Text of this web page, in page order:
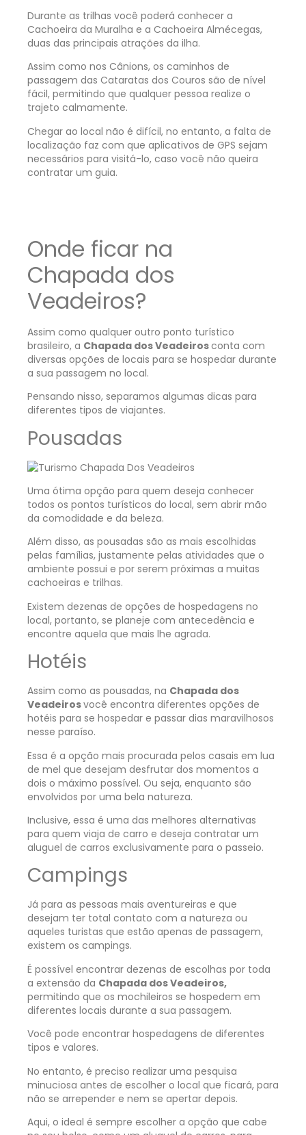
Durante as trilhas você poderá conhecer a
Cachoeira da Muralha e a Cachoeira Almécegas,
duas das principais atrações da ilha.
Assim como nos Cânions, os caminhos de
passagem das Cataratas dos Couros são de nível
fácil, permitindo que qualquer pessoa realize o
trajeto calmamente.
Chegar ao local não é difícil, no entanto, a falta de
localização faz com que aplicativos de GPS sejam
necessários para visitá-lo, caso você não queira
contratar um guia.
Onde ficar na
Chapada dos
Veadeiros?
Assim como qualquer outro ponto turístico
brasileiro, a Chapada dos Veadeirosconta com
diversas opções de locais para se hospedar durante
a sua passagem no local.
Pensando nisso, separamos algumas dicas para
diferentes tipos de viajantes.
Pousadas
Uma ótima opção para quem deseja conhecer
todos os pontos turísticos do local, sem abrir mão
da comodidade e da beleza.
Além disso, as pousadas são as mais escolhidas
pelas famílias, justamente pelas atividades que o
ambiente possui e por serem próximas a muitas
cachoeiras e trilhas.
Existem dezenas de opções de hospedagens no
local, portanto, se planeje com antecedência e
encontre aquela que mais lhe agrada.
Hotéis
Assim como as pousadas, na Chapada dos
Veadeirosvocê encontra diferentes opções de
hotéis para se hospedar e passar dias maravilhosos
nesse paraíso.
Essa é a opção mais procurada pelos casais em lua
de mel que desejam desfrutar dos momentos a
dois o máximo possível. Ou seja, enquanto são
envolvidos por uma bela natureza.
Inclusive, essa é uma das melhores alternativas
para quem viaja de carro e deseja contratar um
aluguel de carros exclusivamente para o passeio.
Campings
Já para as pessoas mais aventureiras e que
desejam ter total contato com a natureza ou
aqueles turistas que estão apenas de passagem,
existem os campings.
É possível encontrar dezenas de escolhas por toda
a extensão da Chapada dos Veadeiros,
permitindo que os mochileiros se hospedem em
diferentes locais durante a sua passagem.
Você pode encontrar hospedagens de diferentes
tipos e valores.
No entanto, é preciso realizar uma pesquisa
minuciosa antes de escolher o local que ficará, para
não se arrepender e nem se apertar depois.
Aqui, o ideal é sempre escolher a opção que cabe